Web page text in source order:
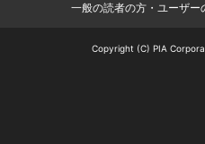
一般の読者の方・ユーザ
Copyright (C) PIA